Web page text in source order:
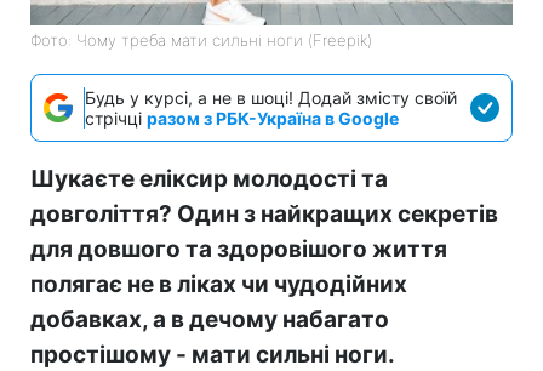
Фото: Чому треба мати сильні ноги (Freepik)
Будь у курсі, а не в шоці! Додай змісту своїй
стрічці разом з РБК-Україна в Google
Шукаєте еліксир молодості та
довголіття? Один з найкращих секретів
для довшого та здоровішого життя
полягає не в ліках чи чудодійних
добавках, а в дечому набагато
простішому - мати сильні ноги.